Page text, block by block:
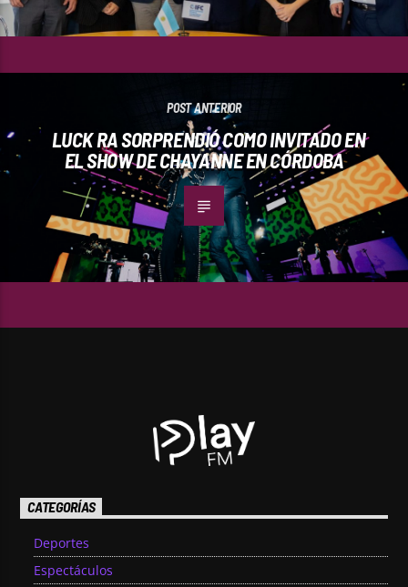
POST ANTERIOR
LUCK RA SORPRENDIÓ COMO INVITADO EN
EL SHOW DE CHAYANNE EN CÓRDOBA
CATEGORÍAS
Deportes
Espectáculos